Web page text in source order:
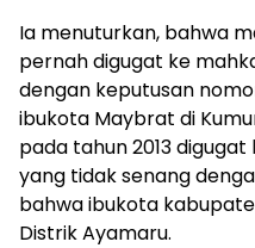
Ia menuturkan, bahwa
pernah digugat ke
dengan keputusan
ibukota Maybrat di
pada tahun 2013
yang tidak senang
bahwa ibukota
Distrik Ayamaru.